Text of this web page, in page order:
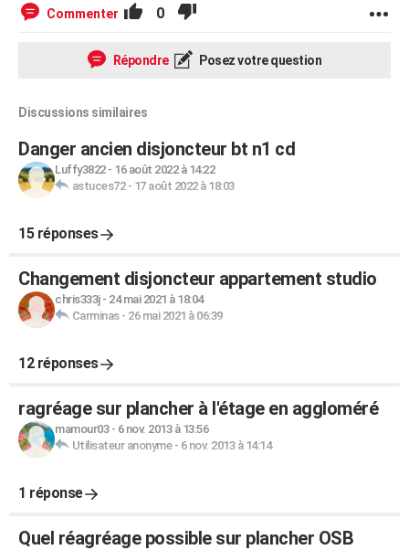
Commenter 0
Répondre Posez votre question
Discussions similaires
Danger ancien disjoncteur bt n1 cd
Luffy3822- 16 août 2022 à 14:22
astuces72- 17 août 2022 à 18:03
15 réponses
Changement disjoncteur appartement studio
chris333j- 24 mai 2021 à 18:04
Carminas- 26 mai 2021 à 06:39
12 réponses
ragréage sur plancher à l'étage en aggloméré
mamour03- 6 nov. 2013 à 13:56
Utilisateur anonyme- 6 nov. 2013 à 14:14
1 réponse
Quel réagréage possible sur plancher OSB